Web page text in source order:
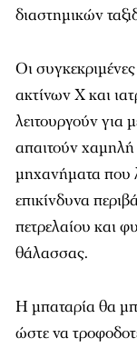
διαστημικών
Οι
ακτίνων Χ και
λειτουργούν για
απαιτούν χαμηλή
μηχανήματα που
επικίνδυνα
πετρελαίου και
θάλασσας.
Η μπαταρία θα
ώστε να